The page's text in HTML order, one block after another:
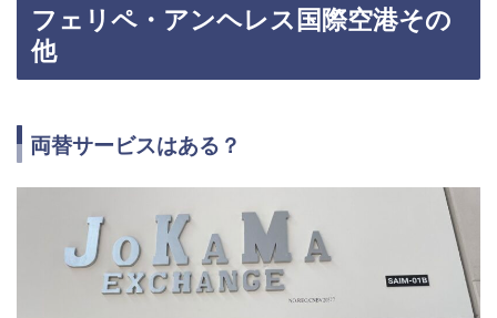
フェリペ・アンヘレス国際空港その
他
両替サービスはある？